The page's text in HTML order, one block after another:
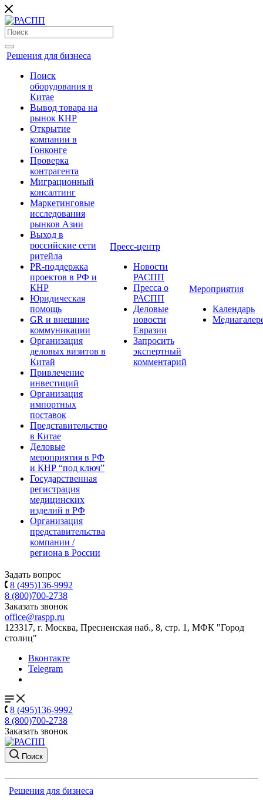
Решения для бизнеса
Поиск
оборудования в
Китае
Вывод товара на
рынок КНР
Открытие
компании в
Гонконге
Проверка
контрагента
Миграционный
консалтинг
Маркетинговые
исследования
рынков Азии
Выход в
российские сети
ритейла
PR-поддержка
проектов в РФ и
КНР
Юридическая
помощь
GR и внешние
коммуникации
Организация
деловых визитов в
Китай
Привлечение
инвестиций
Организация
импортных
поставок
Представительство
в Китае
Деловые
мероприятия в РФ
и КНР “под ключ”
Государственная
регистрация
медицинских
изделий в РФ
Организация
представительства
компании /
региона в России
Пресс-центр
Новости
РАСПП
Пресса о
РАСПП
Деловые
новости
Евразии
Запросить
экспертный
комментарий
Мероприятия
Календарь
Задать вопрос
8 (495)136-9992
8 (800)700-2738
Заказать звонок
office@raspp.ru
123317, г. Москва, Пресненская наб., 8, стр. 1, МФК "Город
столиц"
Вконтакте
Telegram
8 (495)136-9992
8 (800)700-2738
Заказать звонок
Поиск
Решения для бизнеса